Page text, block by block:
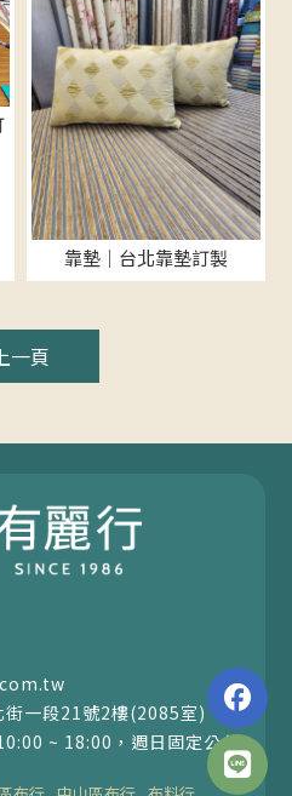
靠墊｜台北靠墊訂製
一頁
街一段21號2樓(2085室)
~ 18:00，週日固定公休